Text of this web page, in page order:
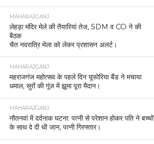
MAHARAJGANJ
लेहड़ा मंदिर मेले की तैयारियां तेज, SDM व CO ने की
बैठक
चैत नवरात्रि मेला को लेकर प्रशासन अलर्ट।
MAHARAJGANJ
महराजगंज महोत्सव के पहले दिन यूफोरिया बैंड ने मचाया
धमाल, सुरों की गूंज में झूमा पूरा मैदान।
MAHARAJGANJ
नौतनवां में दर्दनाक घटना: पत्नी से परेशान होकर पति ने बच्चों
के साथ दे दी थी जान, पत्नी गिरफ्तार।